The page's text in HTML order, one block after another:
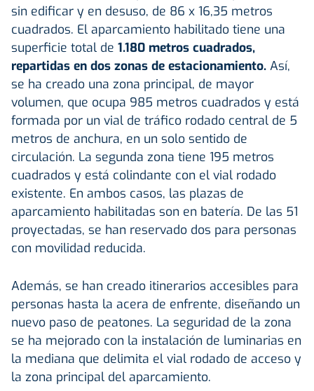
sin edificar y en desuso, de 86 x 16,35 metros
cuadrados. El aparcamiento habilitado tiene una
superficie total de 1.180 metros cuadrados,
repartidas en dos zonas de estacionamiento. Así,
se ha creado una zona principal, de mayor
volumen, que ocupa 985 metros cuadrados y está
formada por un vial de tráfico rodado central de 5
metros de anchura, en un solo sentido de
circulación. La segunda zona tiene 195 metros
cuadrados y está colindante con el vial rodado
existente. En ambos casos, las plazas de
aparcamiento habilitadas son en batería. De las 51
proyectadas, se han reservado dos para personas
con movilidad reducida.
Además, se han creado itinerarios accesibles para
personas hasta la acera de enfrente, diseñando un
nuevo paso de peatones. La seguridad de la zona
se ha mejorado con la instalación de luminarias en
la mediana que delimita el vial rodado de acceso y
la zona principal del aparcamiento.